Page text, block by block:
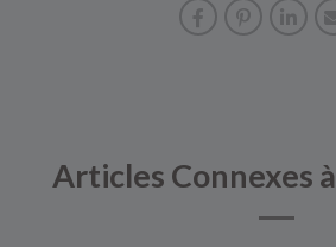
Articles Connexes